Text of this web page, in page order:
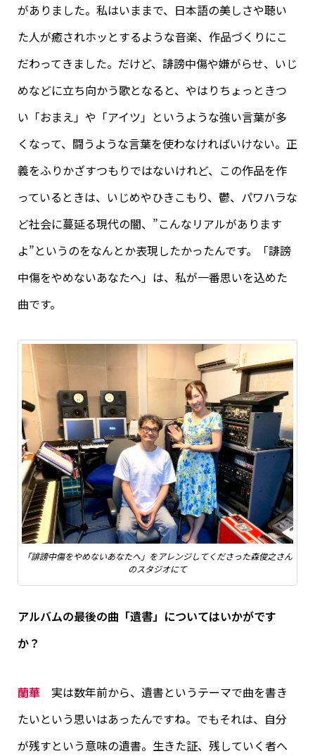
がありました。私はいままで、日本語の美しさや聴い
た人が癒されホッとするような音楽、作品づくりにこ
だわってきました。だけど、誹謗中傷や嫌がらせ、いじ
めなどに立ち向かう歌となると、やはりちょっときつ
い「おまえ」や「アイツ」というような強い言葉が多
くなって、闘うような言葉を使わなければいけない。正
義をふりかざすつもりではないけれど、この作品を作
っているときは、いじめやひきこもり、鬱、パワハラな
ど社会に蔓延る現代の闇、”こんなリアルがあります
よ”というのをなんとか表現したかったんです。「誹謗
中傷をやめないあなたへ」は、私が一番思いを込めた
曲です。
「誹謗中傷をやめないあなたへ」をアレンジしてくださった森俊之さん
のスタジオにて
アルバムの最後の曲「遺書」についてはいかがです
か？
蘭華実は数年前から、遺書というテーマで曲を書き
たいという思いはあったんですね。でもそれは、自分
が残すという意味の遺書。生きた証、残していく者へ